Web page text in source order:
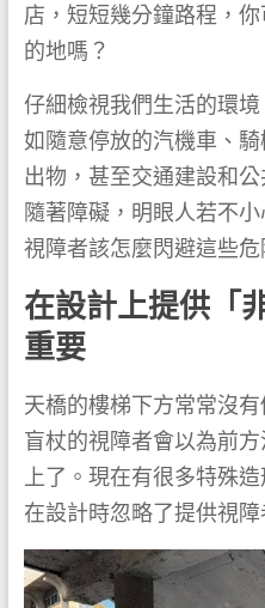
店，短短幾分鐘路程，
的地嗎？
仔細檢視我們生活的環
如隨意停放的汽機車、
出物，甚至交通建設和
隨著障礙，明眼人若不
視障者該怎麼閃避這些危
在設計上提供「
重要
天橋的樓梯下方常常沒
盲杖的視障者會以為前
上了。現在有很多特殊
在設計時忽略了提供視